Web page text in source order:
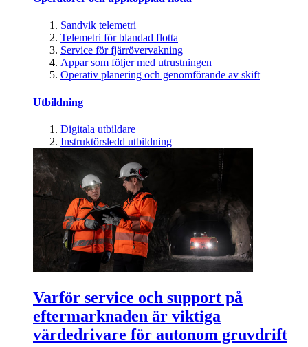
Sandvik telemetri
Telemetri för blandad flotta
Service för fjärrövervakning
Appar som följer med utrustningen
Operativ planering och genomförande av skift
Utbildning
Digitala utbildare
Instruktörsledd utbildning
Varför service och support på
eftermarknaden är viktiga
värdedrivare för autonom gruvdrift